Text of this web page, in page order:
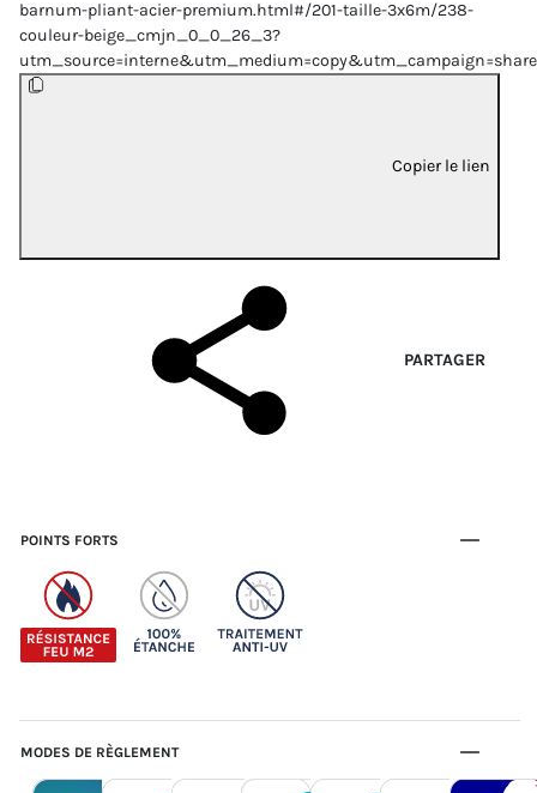
barnum-pliant-acier-premium.html#/201-taille-3x6m/238-
couleur-beige_cmjn_0_0_26_3?
Copier le lien
PARTAGER
POINTS FORTS
MODES DE RÈGLEMENT